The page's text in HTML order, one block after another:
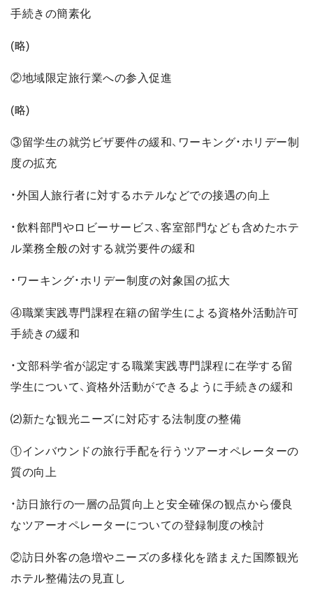
手続きの簡素化
(略)
②地域限定旅行業への参入促進
(略)
③留学生の就労ビザ要件の緩和、ワーキング・ホリデー制
度の拡充
・外国人旅行者に対するホテルなどでの接遇の向上
・飲料部門やロビーサービス、客室部門なども含めたホテ
ル業務全般の対する就労要件の緩和
・ワーキング・ホリデー制度の対象国の拡大
④職業実践専門課程在籍の留学生による資格外活動許可
手続きの緩和
・文部科学省が認定する職業実践専門課程に在学する留
学生について、資格外活動ができるように手続きの緩和
⑵新たな観光ニーズに対応する法制度の整備
①インバウンドの旅行手配を行うツアーオペレーターの
質の向上
・訪日旅行の一層の品質向上と安全確保の観点から優良
なツアーオペレーターについての登録制度の検討
②訪日外客の急増やニーズの多様化を踏まえた国際観光
ホテル整備法の見直し